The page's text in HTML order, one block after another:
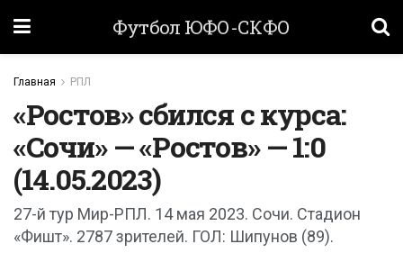
Футбол ЮФО-СКФО
Главная РПЛ
«Ростов» сбился с курса:
«Сочи» — «Ростов» — 1:0
(14.05.2023)
27-й тур Мир-РПЛ. 14 мая 2023. Сочи. Стадион
«Фишт». 2787 зрителей. ГОЛ: Шипунов (89).